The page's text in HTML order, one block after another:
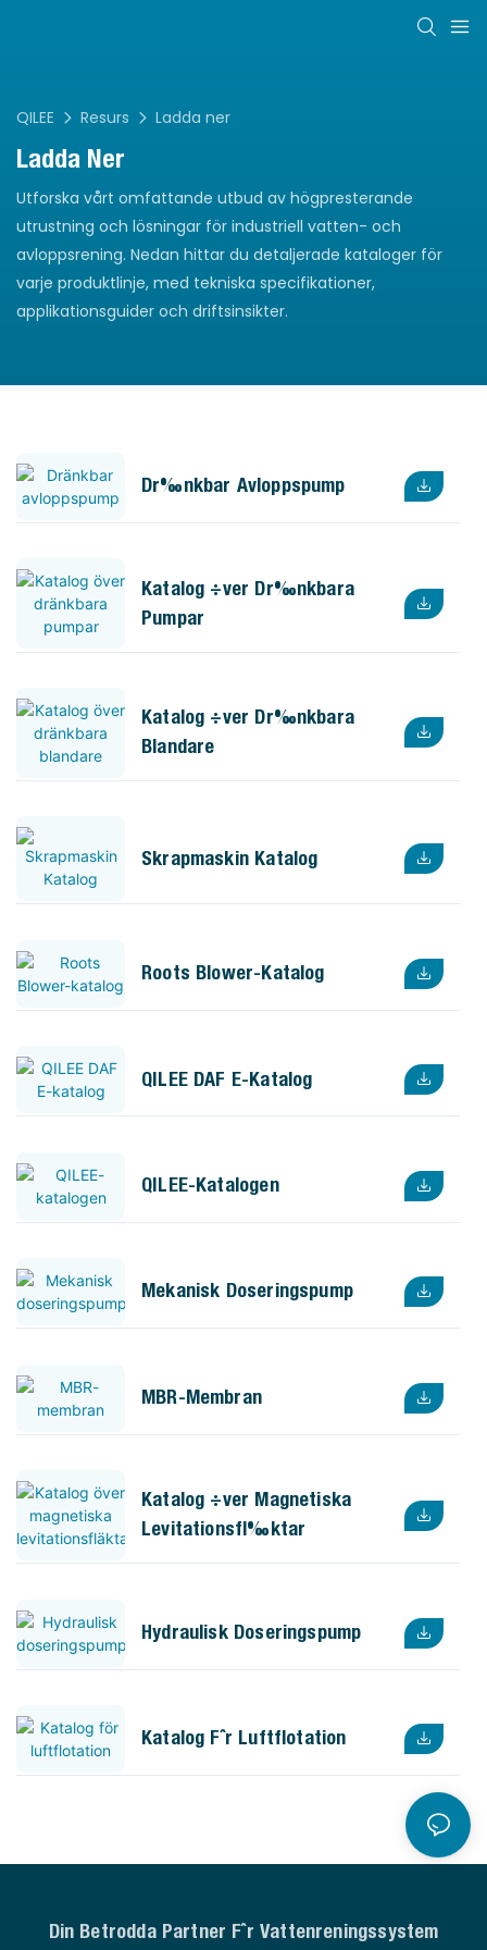
QILEE Resurs Ladda ner
Ladda Ner
Utforska vårt omfattande utbud av högpresterande
utrustning och lösningar för industriell vatten- och
avloppsrening. Nedan hittar du detaljerade kataloger för
varje produktlinje, med tekniska specifikationer,
applikationsguider och driftsinsikter.
Dränkbar Avloppspump
Katalog Över Dränkbara
Pumpar
Katalog Över Dränkbara
Blandare
Skrapmaskin Katalog
Roots Blower-Katalog
QILEE DAF E-Katalog
QILEE-Katalogen
Mekanisk Doseringspump
MBR-Membran
Katalog Över Magnetiska
Levitationsfläktar
Hydraulisk Doseringspump
Katalog För Luftflotation
Din Betrodda Partner För Vattenreningssystem